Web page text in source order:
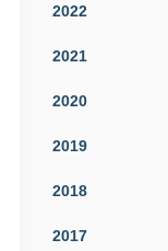
2022
2021
2020
2019
2018
2017